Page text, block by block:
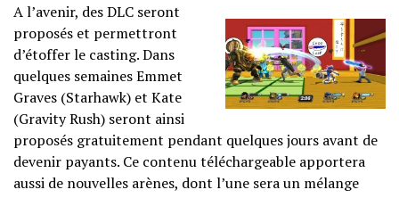
A l’avenir, des DLC seront
proposés et permettront
d’étoffer le casting. Dans
quelques semaines Emmet
Graves (Starhawk) et Kate
(Gravity Rush) seront ainsi
proposés gratuitement pendant quelques jours avant de
devenir payants. Ce contenu téléchargeable apportera
aussi de nouvelles arènes, dont l’une sera un mélange